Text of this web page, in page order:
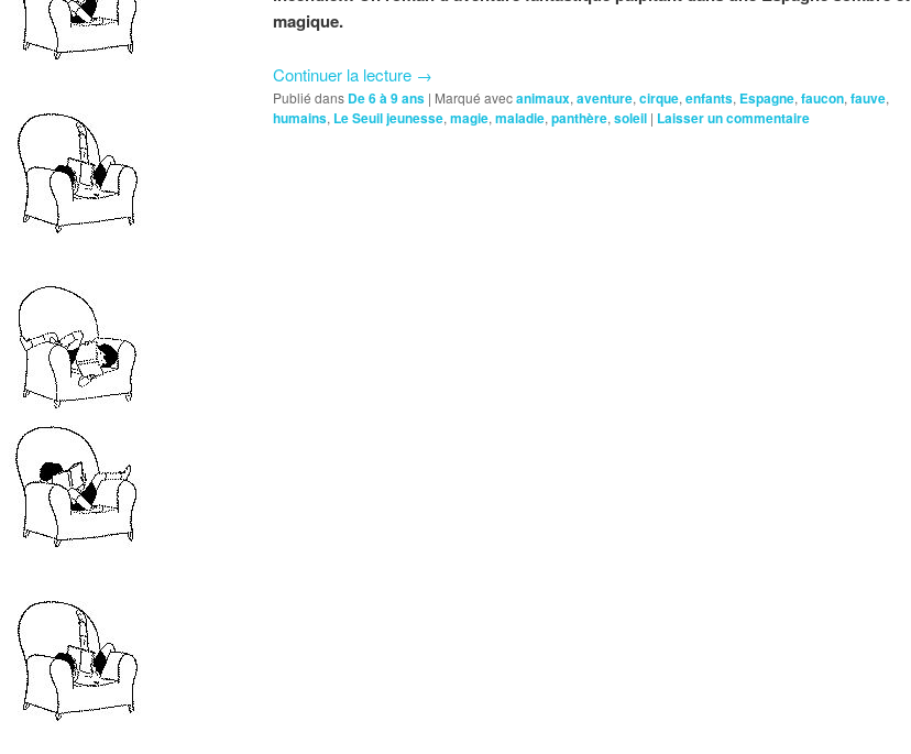
magique.
Continuer la lecture →
Publié dans De 6 à 9 ans | Marqué avecanimaux, aventure, cirque, enfants, Espagne, faucon, fauve,
humains, Le Seuil jeunesse, magie, maladie, panthère, soleil | Laisser un commentaire